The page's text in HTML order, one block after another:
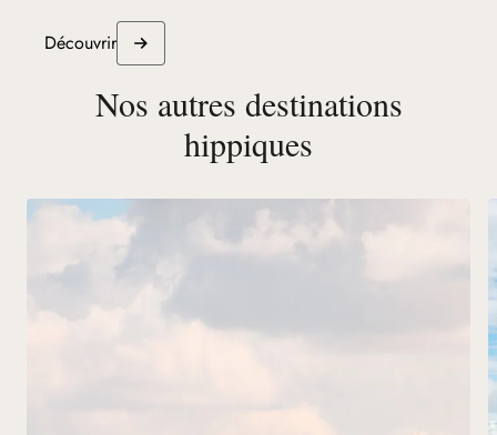
Découvrir
Nos autres destinations
hippiques